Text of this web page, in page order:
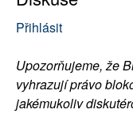
Přihlásit
Upozorňujeme, že
vyhrazují právo
jakémukoliv